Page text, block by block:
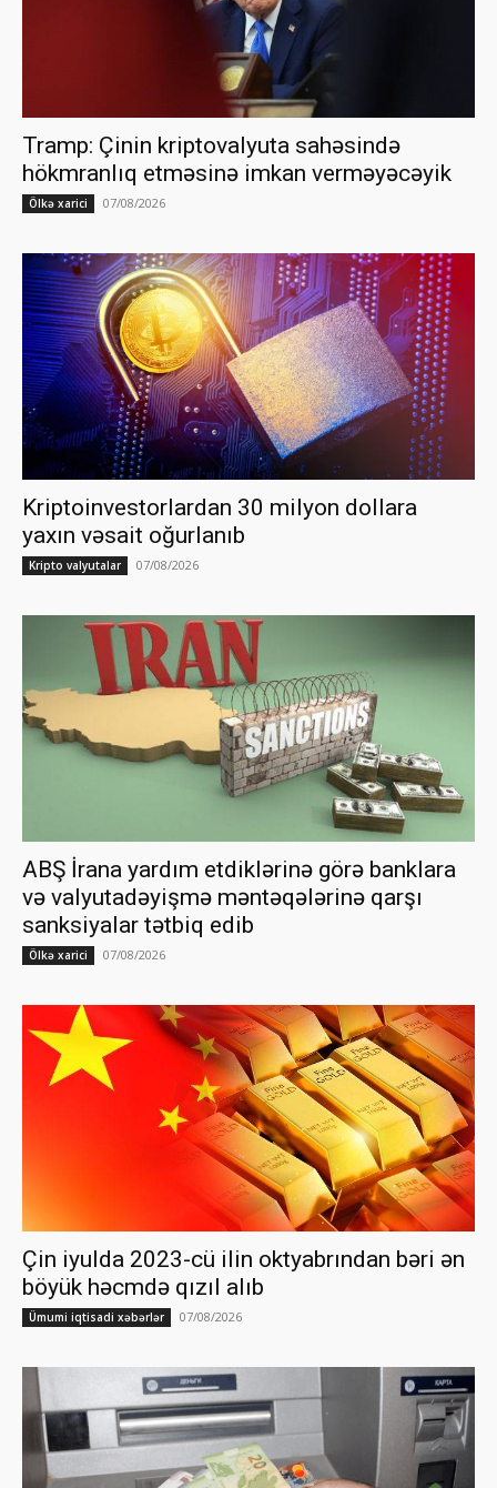
Tramp: Çinin kriptovalyuta sahəsində
hökmranlıq etməsinə imkan verməyəcəyik
Ölkə xarici 07/08/2026
Kriptoinvestorlardan 30 milyon dollara
yaxın vəsait oğurlanıb
Kripto valyutalar 07/08/2026
ABŞ İrana yardım etdiklərinə görə banklara
və valyutadəyişmə məntəqələrinə qarşı
sanksiyalar tətbiq edib
Ölkə xarici 07/08/2026
Çin iyulda 2023-cü ilin oktyabrından bəri ən
böyük həcmdə qızıl alıb
Ümumi iqtisadi xəbərlər 07/08/2026